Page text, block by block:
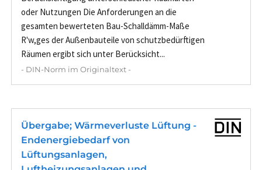
oder Nutzungen Die Anforderungen an die
gesamten bewerteten Bau‐Schalldämm‐Maße
R'w,ges der Außenbauteile von schutzbedürftigen
Räumen ergibt sich unter Berücksicht...
- DIN-Norm im Originaltext -
Übergabe; Wärmeverluste Lüftung -
Endenergiebedarf von
Lüftungsanlagen,